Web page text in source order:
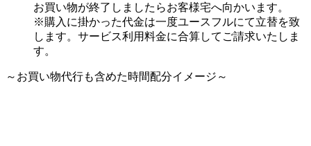
お買い物が終了しましたらお客様宅へ向かいます。
※購入に掛かった代金は一度ユースフルにて立替を致
します。サービス利用料金に合算してご請求いたしま
す。
～お買い物代行も含めた時間配分イメージ～